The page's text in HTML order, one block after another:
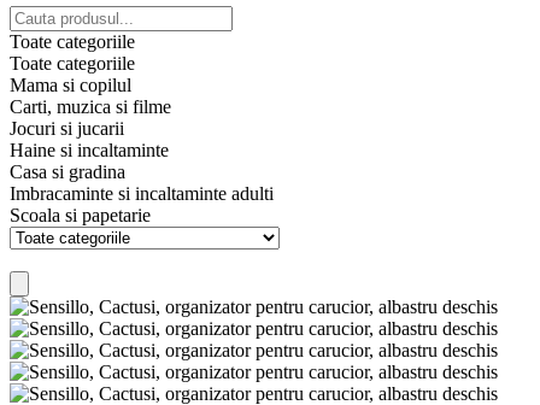
Toate categoriile
Toate categoriile
Mama si copilul
Carti, muzica si filme
Jocuri si jucarii
Haine si incaltaminte
Casa si gradina
Imbracaminte si incaltaminte adulti
Scoala si papetarie